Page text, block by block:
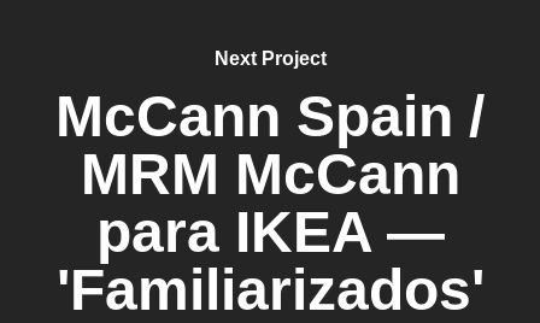
Next Project
McCann Spain /
MRM McCann
para IKEA —
'Familiarizados'